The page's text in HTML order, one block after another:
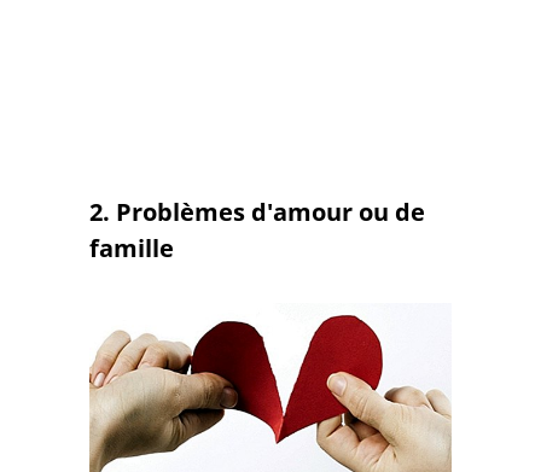
2. Problèmes d'amour ou de
famille